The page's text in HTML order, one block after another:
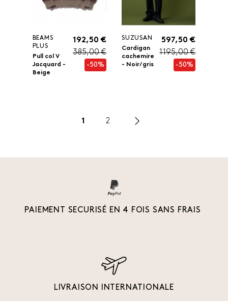
BEAMS
PLUS
Pull col V
Jacquard -
Beige
192,50 €
385,00 €
-50%
SUZUSAN
Cardigan
cachemire
- Noir/ gris
597,50 €
1 195,00 €
-50%
1 2
PAIEMENT SECURISÉ EN 4 FOIS SANS FRAIS
LIVRAISON INTERNATIONALE